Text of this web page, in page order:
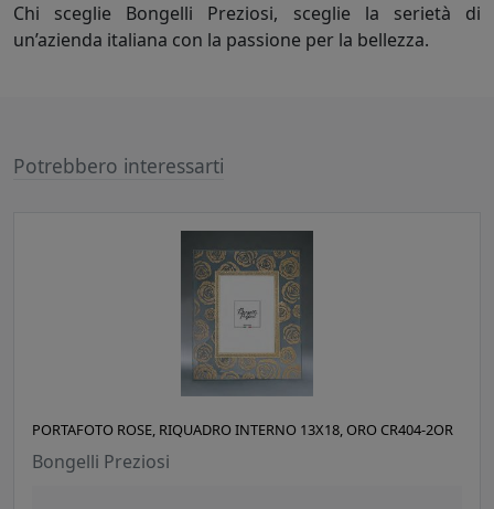
Chi sceglie Bongelli Preziosi, sceglie la serietà di
un’azienda italiana con la passione per la bellezza.
Potrebbero interessarti
PORTAFOTO ROSE, RIQUADRO INTERNO 13X18, ORO CR404-2OR
Bongelli Preziosi